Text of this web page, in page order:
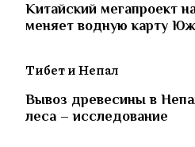
Китайский мегапроект
меняет водную карту
Тибет и Непал
Вывоз древесины в
леса – исследование